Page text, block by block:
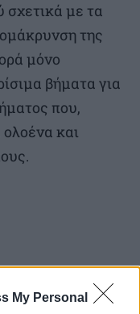
My Personal
σχετικά με τα
της
μόνο
βήματα για
που,
και